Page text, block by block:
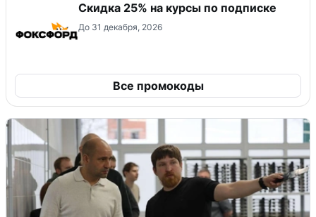
Скидка 25% на курсы по подписке
До 31 декабря, 2026
Все промокоды